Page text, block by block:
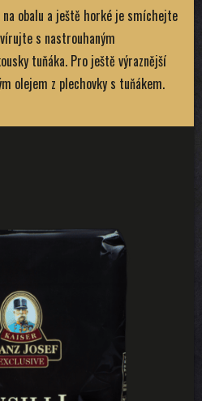
obalu a ještě horké je smíchejte
s nastrouhaným
tuňáka. Pro ještě výraznější
olejem z plechovky s tuňákem.